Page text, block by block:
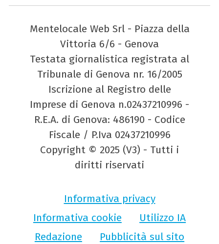
Mentelocale Web Srl - Piazza della
Vittoria 6/6 - Genova
Testata giornalistica registrata al
Tribunale di Genova nr. 16/2005
Iscrizione al Registro delle
Imprese di Genova n.02437210996 -
R.E.A. di Genova: 486190 - Codice
Fiscale / P.Iva 02437210996
Copyright © 2025 (V3) - Tutti i
diritti riservati
Informativa privacy
Informativa cookie
Utilizzo IA
Redazione
Pubblicità sul sito